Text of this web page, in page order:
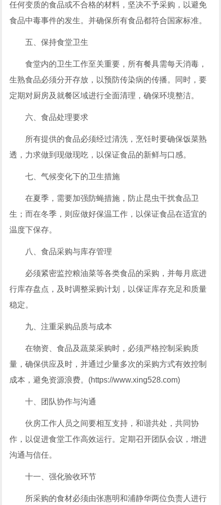
任何变质的食品或不合格的材料，坚决不予采购，以避免
食品中毒事件的发生。并确保所有食品都符合国家标准。
五、保持食堂卫生
食堂内的卫生工作至关重要，所有餐具需每天消毒，
生熟食品必须分开存放，以预防传染病的传播。同时，要
定期对厨房及就餐区域进行全面清理，确保环境整洁。
六、食品处理要求
所有提供的食品必须经过清洗，烹饪时要确保饭菜熟
透，力求做到现做现吃，以保证食品的新鲜与口感。
七、气候变化下的卫生措施
在夏季，需要加强防蝇措施，防止昆虫干扰食品卫
生；而在冬季，则应做好保温工作，以保证食品在适宜的
温度下保存。
八、食品采购与库存管理
必须紧密监控粮油菜等各类食品的采购，并每月底进
行库存盘点，及时调整采购计划，以保证库存充足和质量
稳定。
九、注重采购品质与成本
在物资、食品及蔬菜采购时，必须严格控制采购质
量，确保供应及时，并通过少量多次的采购方式有效控制
成本，避免资源浪费。(https://www.xing528.com)
十、团队协作与沟通
伙房工作人员之间要相互支持，和谐共处，共同协
作，以促进食堂工作高效运行。定期召开团队会议，增进
沟通与信任。
十一、强化验收环节
所采购的食材必须由张惠明和浦静华两位负责人进行